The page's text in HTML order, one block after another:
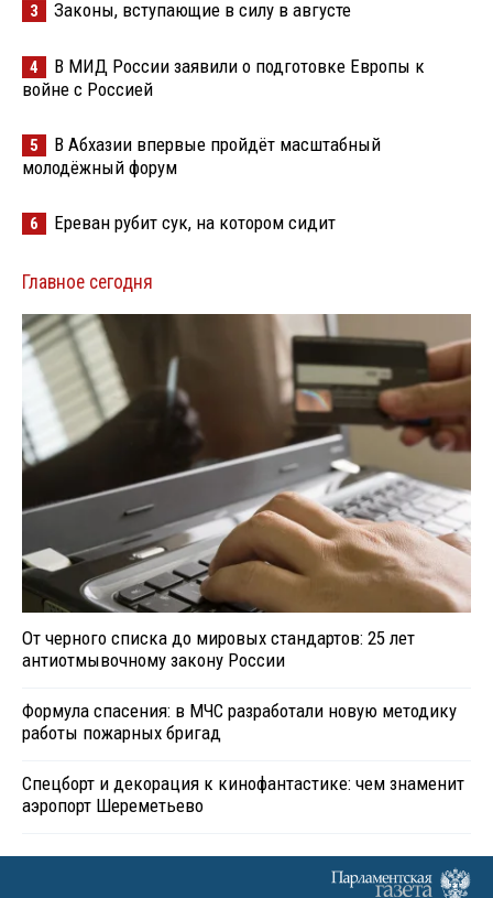
3 Законы, вступающие в силу в августе
4
В МИД России заявили о подготовке Европы к
войне с Россией
5
В Абхазии впервые пройдёт масштабный
молодёжный форум
6 Ереван рубит сук, на котором сидит
Главное сегодня
От черного списка до мировых стандартов: 25 лет
антиотмывочному закону России
Формула спасения: в МЧС разработали новую методику
работы пожарных бригад
Спецборт и декорация к кинофантастике: чем знаменит
аэропорт Шереметьево